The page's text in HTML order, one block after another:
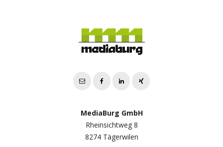
MediaBurg GmbH
Rheinsichtweg 8
8274 Tägerwilen